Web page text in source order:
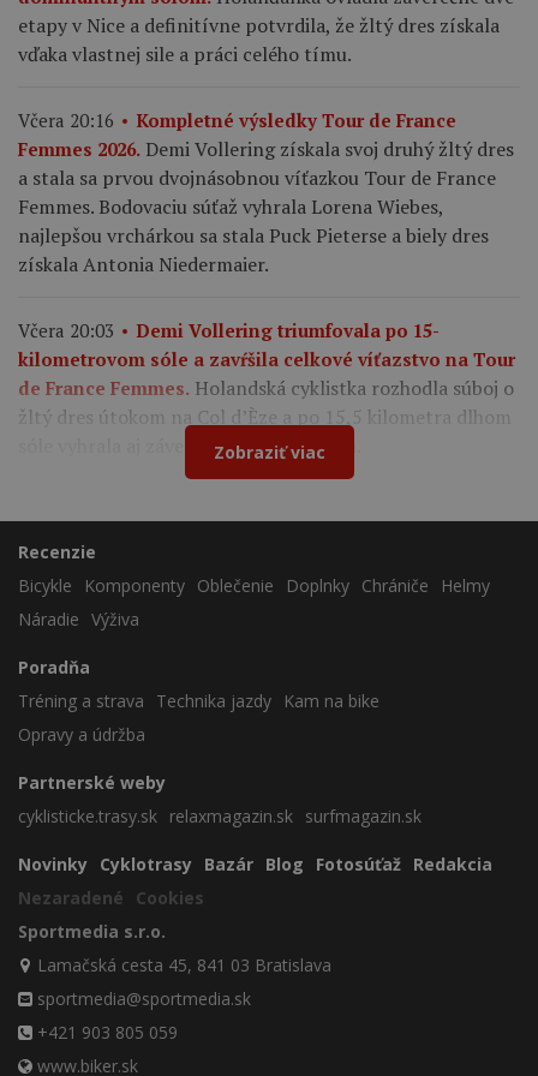
etapy v Nice a definitívne potvrdila, že žltý dres získala
vďaka vlastnej sile a práci celého tímu.
Včera 20:16
Kompletné výsledky Tour de France
Femmes 2026. Demi Vollering získala svoj druhý žltý dres
a stala sa prvou dvojnásobnou víťazkou Tour de France
Femmes. Bodovaciu súťaž vyhrala Lorena Wiebes,
najlepšou vrchárkou sa stala Puck Pieterse a biely dres
získala Antonia Niedermaier.
Včera 20:03
Demi Vollering triumfovala po 15-
kilometrovom sóle a zavŕšila celkové víťazstvo na Tour
de France Femmes. Holandská cyklistka rozhodla súboj o
žltý dres útokom na Col d’Èze a po 15,5 kilometra dlhom
sóle vyhrala aj záverečnú deviatu etapu.
Zobraziť viac
Recenzie
Bicykle
Komponenty Oblečenie Doplnky Chrániče
Helmy
Náradie Výživa
Poradňa
Tréning a strava
Technika jazdy
Kam na bike
Opravy a údržba
Partnerské weby
cyklisticke.trasy.sk relaxmagazin.sk surfmagazin.sk
Novinky Cyklotrasy Bazár Blog Fotosúťaž Redakcia
Nezaradené
Cookies
Sportmedia s.r.o.
Lamačská cesta 45, 841 03 Bratislava
sportmedia@sportmedia.sk
+421 903 805 059
www.biker.sk